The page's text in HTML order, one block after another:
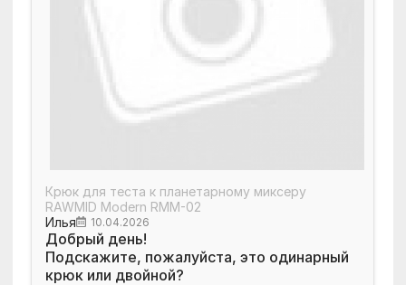
Крюк для теста к планетарному миксеру
RAWMID Modern RMM-02
Илья
10.04.2026
Добрый день!
Подскажите, пожалуйста, это одинарный
крюк или двойной?